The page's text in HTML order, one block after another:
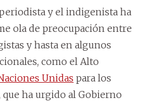
y el indigenista ha
ola de preocupación entre
y hasta en algunos
como el Alto
Unidas para los
ha urgido al Gobierno